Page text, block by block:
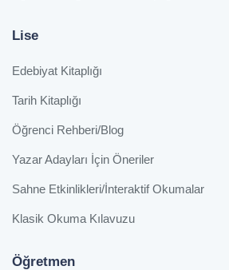
Lise
Edebiyat Kitaplığı
Tarih Kitaplığı
Öğrenci Rehberi/Blog
Yazar Adayları İçin Öneriler
Sahne Etkinlikleri/İnteraktif Okumalar
Klasik Okuma Kılavuzu
Öğretmen